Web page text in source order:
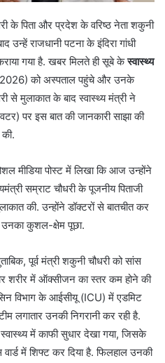
के पिता और प्रदेश के वरिष्ठ नेता शकुनी
उन्हें राजधानी पटना के इंदिरा गांधी
गया है. खबर मिलते ही सूबे केस्वास्थ्य
को अस्पताल पहुंचे और उनके
से मुलाकात के बाद स्वास्थ्य मंत्री ने
पर इस बात की जानकारी साझा की
मीडिया पोस्ट में लिखा कि आज उन्होंने
सम्राट चौधरी के पूजनीय पिताजी
की. उन्होंने डॉक्टरों से बातचीत कर
कुशल-क्षेम पूछा.
पूर्व मंत्री शकुनी चौधरी को सांस
में ऑक्सीजन का स्तर कम होने की
विभाग के आईसीयू (ICU) में एडमिट
लगातार उनकी निगरानी कर रही है.
में काफी सुधार देखा गया, जिसके
में शिफ्ट कर दिया है. फिलहाल उनकी